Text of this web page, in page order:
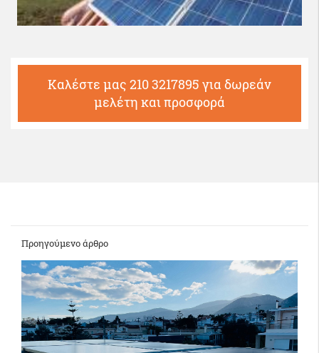
Καλέστε μας 210 3217895 για δωρεάν
μελέτη και προσφορά
Προηγούμενο άρθρο